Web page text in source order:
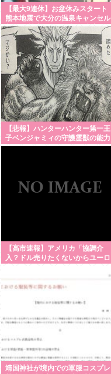
【最大9連休】お盆休みスタート
熊本地震で大分の温泉キャンセル
相次ぐ 被害なしでも旅行先変更
【悲報】ハンターハンター第一王
子ベンジャミィの守護霊獣の能力
【高市速報】アメリカ「協調介
入？ドル売りたくないからユーロ
靖国神社が境内での軍服コスプレ